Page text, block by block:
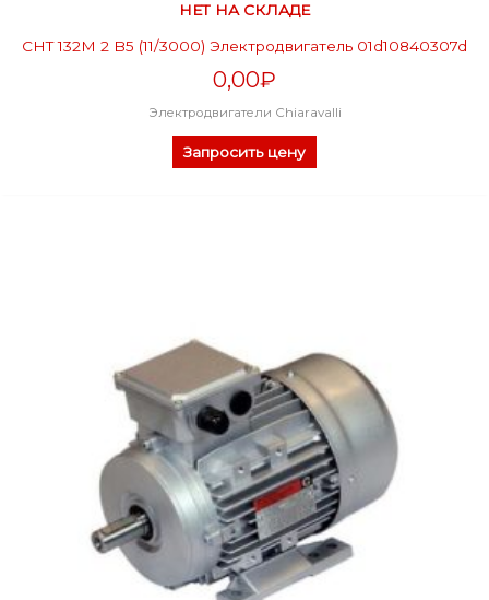
НЕТ НА СКЛАДЕ
CHT 132M 2 B5 (11/3000) Электродвигатель 01d10840307d
0,00₽
Электродвигатели Chiaravalli
Запросить цену